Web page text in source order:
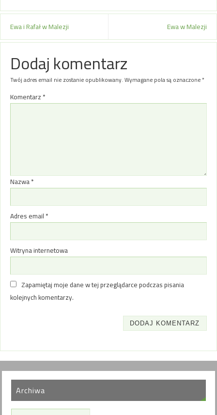
Ewa i Rafał w Malezji Ewa w Malezji
Dodaj komentarz
Twój adres email nie zostanie opublikowany. Wymagane pola są oznaczone*
Komentarz *
Nazwa *
Adres email *
Witryna internetowa
Zapamiętaj moje dane w tej przeglądarce podczas pisania
kolejnych komentarzy.
Archiwa